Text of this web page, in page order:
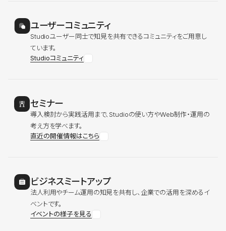
ユーザーコミュニティ
Studioユーザー同士で知見を共有できるコミュニティをご用意し
ています。
Studioコミュニティ
セミナー
導入検討から実践活用まで、Studioの使い方やWeb制作・運用の
考え方を学べます。
直近の開催情報はこちら
ビジネスミートアップ
法人利用やチーム運用の知見を共有し、企業での活用を深めるイ
ベントです。
イベントの様子を見る